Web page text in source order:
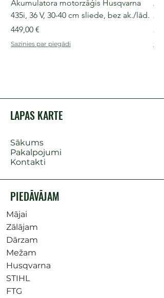
Akumulatora motorzāģis Husqvarna
435i, 36 V, 30-40 cm sliede, bez ak./lād.
Cena
449,00 €
Sazinies par piegādi
LAPAS KARTE
Sākums
Pakalpojumi
Kontakti
PIEDĀVĀJAM
Mājai
Zālājam
Dārzam
Mežam
Husqvarna
STIHL
FTG